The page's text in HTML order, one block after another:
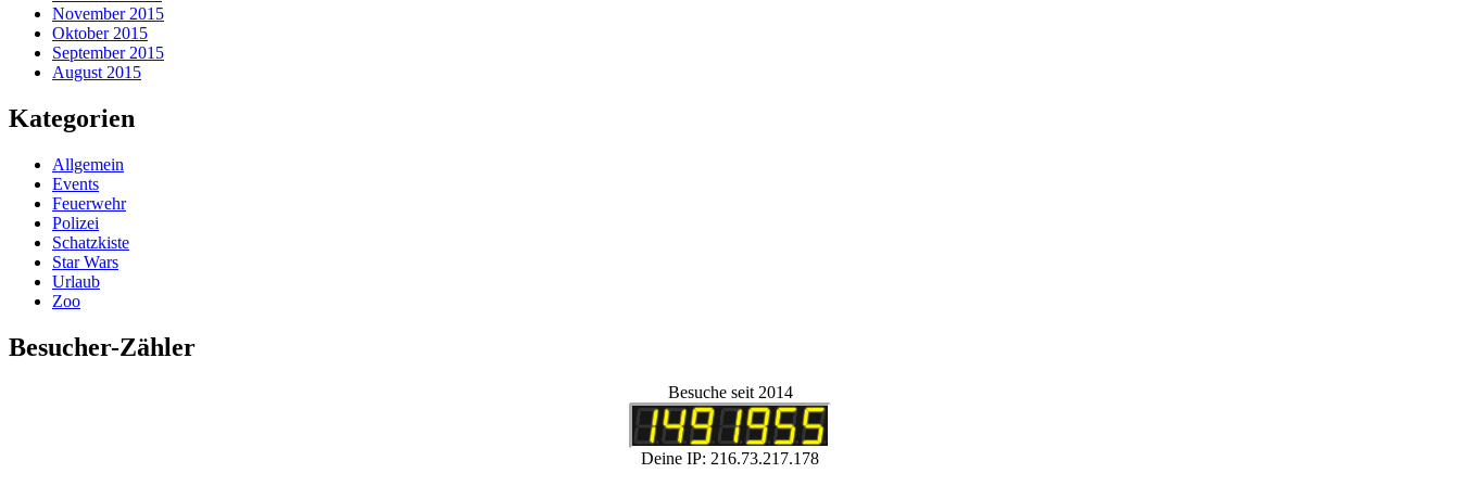
November 2015
Oktober 2015
September 2015
August 2015
Kategorien
Allgemein
Events
Feuerwehr
Polizei
Schatzkiste
Star Wars
Urlaub
Zoo
Besucher-Zähler
Besuche seit 2014
Deine IP: 216.73.217.178